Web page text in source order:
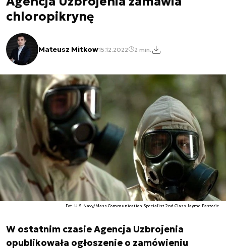
chloropikrynę
Mateusz Mitkow15.12.2022 2 min.
Fot. U.S. Navy/Mass Communication Specialist 2nd Class Jayme Pastoric
W ostatnim czasie Agencja Uzbrojenia
opublikowała ogłoszenie o zamówieniu